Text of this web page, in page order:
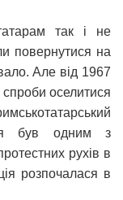
так і не
повернутися на
Але від 1967
спроби оселитися
був одним з
рухів в
розпочалася в